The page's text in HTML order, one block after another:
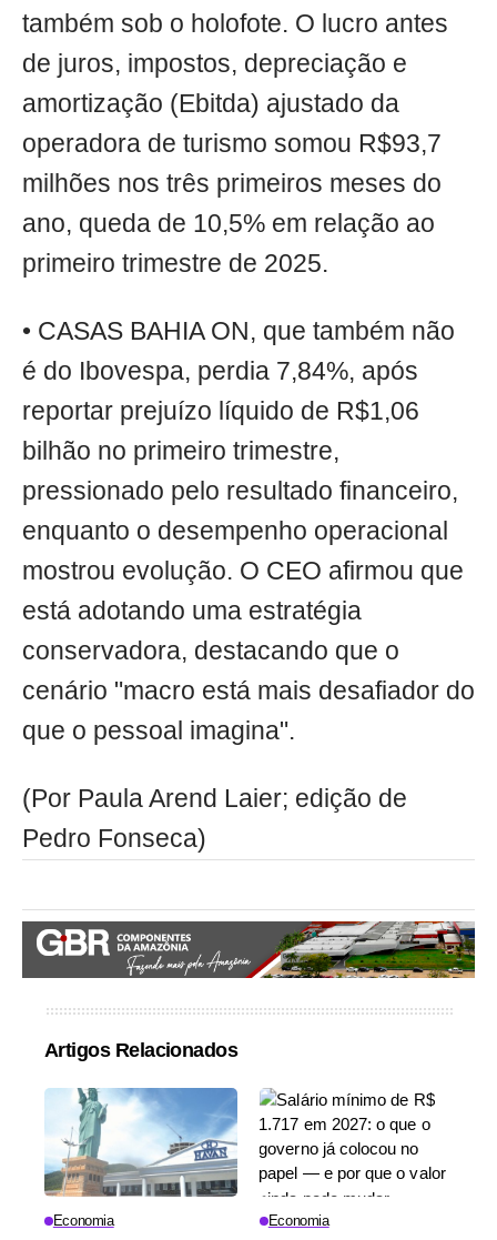
também sob o holofote. O lucro antes
de juros, impostos, depreciação e
amortização (Ebitda) ajustado da
operadora de turismo somou R$93,7
milhões nos três primeiros meses do
ano, queda de 10,5% em relação ao
primeiro trimestre de 2025.
• CASAS BAHIA ON, que também não
é do Ibovespa, perdia 7,84%, após
reportar prejuízo líquido de R$1,06
bilhão no primeiro trimestre,
pressionado pelo resultado financeiro,
enquanto o desempenho operacional
mostrou evolução. O CEO afirmou que
está adotando uma estratégia
conservadora, destacando que o
cenário "macro está mais desafiador do
que o pessoal imagina".
(Por Paula Arend Laier; edição de
Pedro Fonseca)
Artigos Relacionados
Economia Economia